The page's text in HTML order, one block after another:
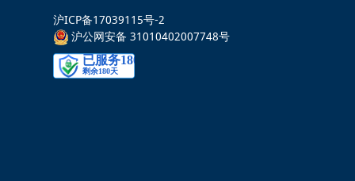
沪ICP备17039115号-2
沪公网安备 31010402007748号